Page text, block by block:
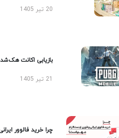
20 تیر 1405
بازیابی اکانت هک‌شده
چرا خرید فالوور